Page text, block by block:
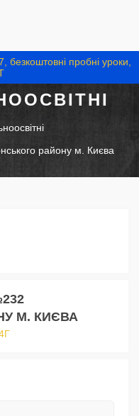
пробні уроки,
району м. Києва
М. КИЄВА